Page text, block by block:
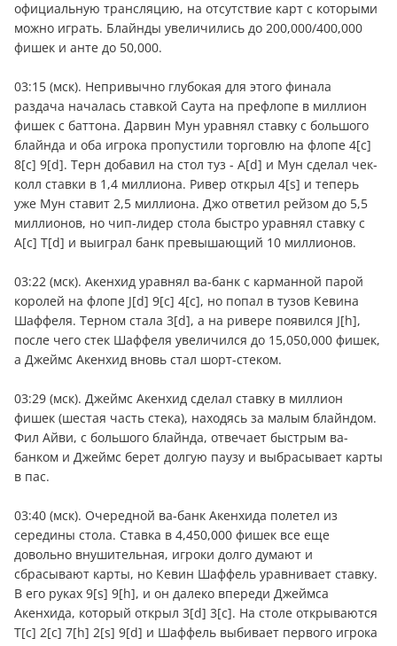
официальную трансляцию, на отсутствие карт с которыми
можно играть. Блайнды увеличились до 200,000/400,000
фишек и анте до 50,000.
03:15 (мск). Непривычно глубокая для этого финала
раздача началась ставкой Саута на префлопе в миллион
фишек с баттона. Дарвин Мун уравнял ставку с большого
блайнда и оба игрока пропустили торговлю на флопе 4[c]
8[c] 9[d]. Терн добавил на стол туз - A[d] и Мун сделал чек-
колл ставки в 1,4 миллиона. Ривер открыл 4[s] и теперь
уже Мун ставит 2,5 миллиона. Джо ответил рейзом до 5,5
миллионов, но чип-лидер стола быстро уравнял ставку с
A[c] T[d] и выиграл банк превышающий 10 миллионов.
03:22 (мск). Акенхид уравнял ва-банк с карманной парой
королей на флопе J[d] 9[c] 4[c], но попал в тузов Кевина
Шаффеля. Терном стала 3[d], а на ривере появился J[h],
после чего стек Шаффеля увеличился до 15,050,000 фишек,
а Джеймс Акенхид вновь стал шорт-стеком.
03:29 (мск). Джеймс Акенхид сделал ставку в миллион
фишек (шестая часть стека), находясь за малым блайндом.
Фил Айви, с большого блайнда, отвечает быстрым ва-
банком и Джеймс берет долгую паузу и выбрасывает карты
в пас.
03:40 (мск). Очередной ва-банк Акенхида полетел из
середины стола. Ставка в 4,450,000 фишек все еще
довольно внушительная, игроки долго думают и
сбрасывают карты, но Кевин Шаффель уравнивает ставку.
В его руках 9[s] 9[h], и он далеко впереди Джеймса
Акенхида, который открыл 3[d] 3[c]. На столе открываются
T[c] 2[c] 7[h] 2[s] 9[d] и Шаффель выбивает первого игрока